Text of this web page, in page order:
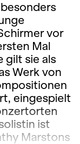
vor
Mal
gilt sie als
Werk von
eingespielt
ist
Marstons